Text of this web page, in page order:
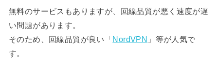
無料のサービスもありますが、回線品質が悪く速度が遅
い問題があります。
そのため、回線品質が良い「NordVPN 」等が人気で
す。